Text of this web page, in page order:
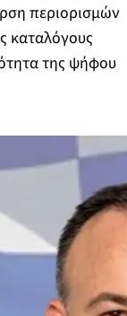
περιορισμών
καταλόγους
της ψήφου